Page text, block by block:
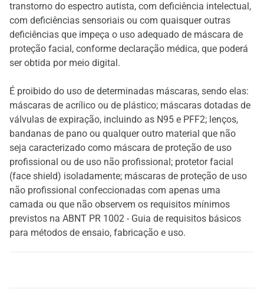
transtorno do espectro autista, com deficiência intelectual,
com deficiências sensoriais ou com quaisquer outras
deficiências que impeça o uso adequado de máscara de
proteção facial, conforme declaração médica, que poderá
ser obtida por meio digital.
É proibido do uso de determinadas máscaras, sendo elas:
máscaras de acrílico ou de plástico; máscaras dotadas de
válvulas de expiração, incluindo as N95 e PFF2; lenços,
bandanas de pano ou qualquer outro material que não
seja caracterizado como máscara de proteção de uso
profissional ou de uso não profissional; protetor facial
(face shield) isoladamente; máscaras de proteção de uso
não profissional confeccionadas com apenas uma
camada ou que não observem os requisitos mínimos
previstos na ABNT PR 1002 - Guia de requisitos básicos
para métodos de ensaio, fabricação e uso.